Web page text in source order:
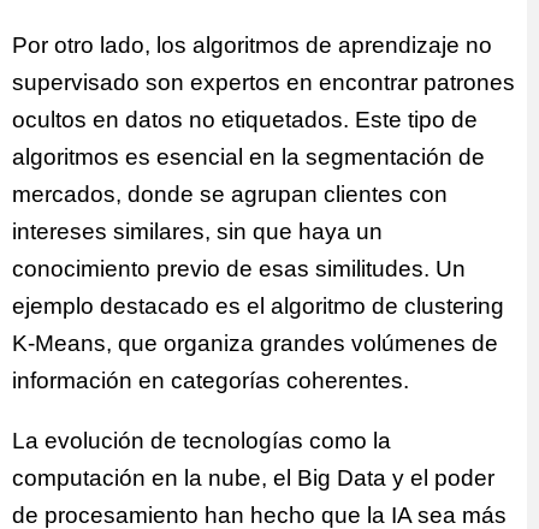
Por otro lado, los algoritmos de aprendizaje no
supervisado son expertos en encontrar patrones
ocultos en datos no etiquetados. Este tipo de
algoritmos es esencial en la segmentación de
mercados, donde se agrupan clientes con
intereses similares, sin que haya un
conocimiento previo de esas similitudes. Un
ejemplo destacado es el algoritmo de clustering
K-Means, que organiza grandes volúmenes de
información en categorías coherentes.
La evolución de tecnologías como la
computación en la nube, el Big Data y el poder
de procesamiento han hecho que la IA sea más